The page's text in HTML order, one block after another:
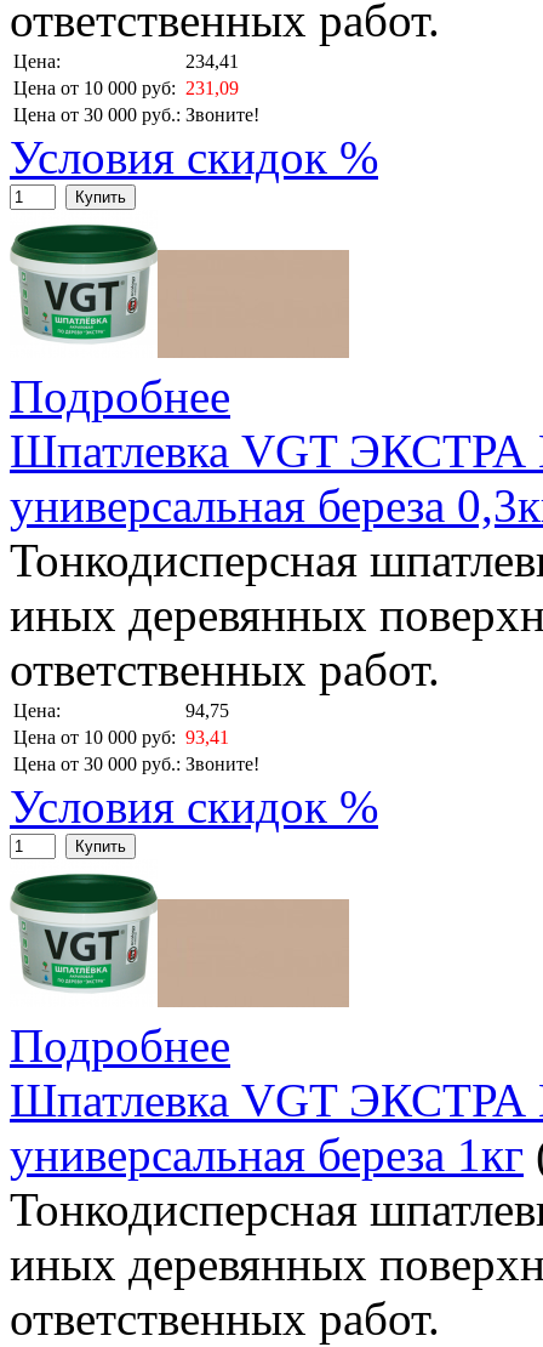
ответственных работ.
Цена:
234,41
Цена от 10 000 руб: 231,09
Цена от 30 000 руб.: Звоните!
Условия скидок %
Купить
Подробнее
Шпатлевка VGT
универсальная береза
Тонкодисперсная
иных деревянных
ответственных работ.
Цена:
94,75
Цена от 10 000 руб: 93,41
Цена от 30 000 руб.: Звоните!
Условия скидок %
Купить
Подробнее
Шпатлевка VGT
универсальная береза 1кг
Тонкодисперсная
иных деревянных
ответственных работ.